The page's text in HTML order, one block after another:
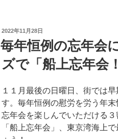
投
稿
日:
2022年11月28日
毎年恒例の忘年会
ズで「船上忘年会
１１月最後の日曜日、街では
す。毎年恒例の慰労を労う年
忘年会を楽しんでいただける
「船上忘年会」、東京湾海上